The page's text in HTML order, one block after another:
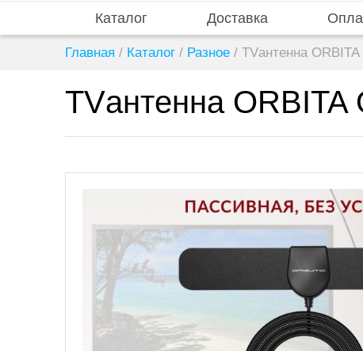
Каталог Доставка
Главная / Каталог / Разное / TVантенна
TVантенна ORBITA